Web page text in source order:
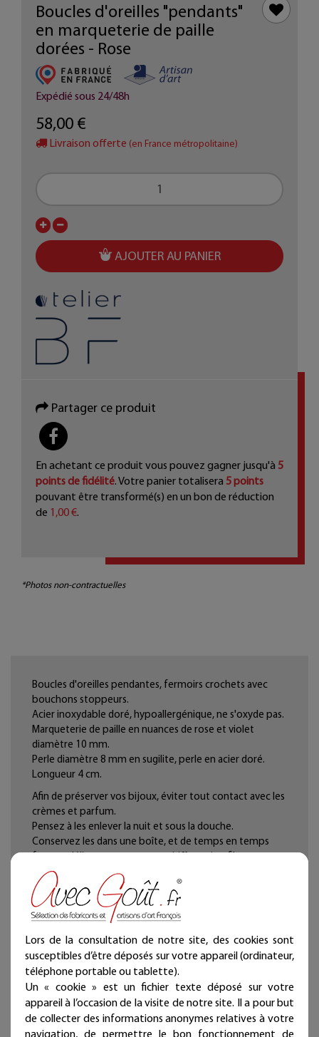
Boucles d'oreilles "pendants"
en marqueterie de paille
dorées - Rose
Expédié sous 24/48h
58,00 €
Livraison offerte (en France métropolitaine)
AJOUTER AU PANIER
Partager ce produit
PARTAGER
En achetant ce produit vous pouvez gagner jusqu'à 5
points de fidélité. Votre panier totalisera 5points
pouvant être transformé(s) en un bon de réduction
de 1,00 €.
*Photos non-contractuelles
Boucles d'oreilles pendantes, fermoirs crochets avec
bouchons stoppeurs.
Acier inoxydable doré, hypoallergénique, ne s'oxyde pas.
Marqueterie de paille en nuances de rose et violet
diamètre 10 mm.
Perle diamètre 8 mm en sugilite, perle en acier doré.
Longueur 4 cm.
Afin de préserver vos bijoux, éviter tout contact avec les
crèmes et parfum.
Pensez à les enlever la nuit et sous la douche.
Conservez les dans une boîte, et de temps en temps
frottez délicatement avec un chiffon microfibre pour
redonner de la brillance à la paille.
Photo non contractuelle, chaque bijou est unique.
La marqueterie de paille, un art ancestral, assemble des
brins colorés pour créer des motifs uniques. Ces pièces
délicates et sophistiquées, issues d'un processus
exigeant, ajoutent une touche d'élégance à tout décor.
Lors de la consultation de notre site, des cookies sont
susceptibles d’être déposés sur votre appareil (ordinateur,
téléphone portable ou tablette).
Un « cookie » est un fichier texte déposé sur votre
appareil à l’occasion de la visite de notre site. Il a pour but
de collecter des informations anonymes relatives à votre
navigation, de permettre le bon fonctionnement de